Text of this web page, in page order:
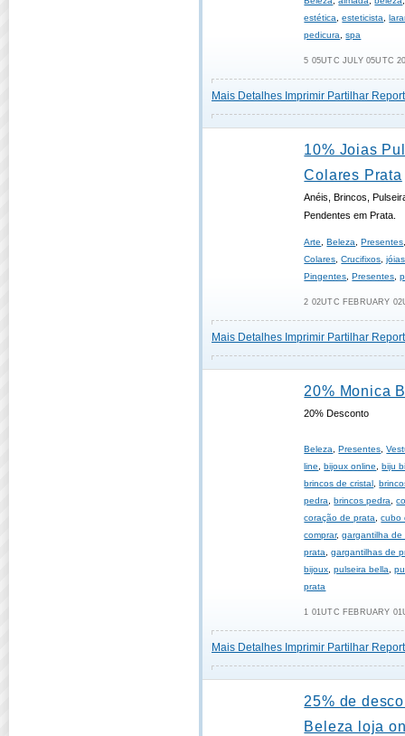
estética
,esteticista ,
pedicura
,spa
5 05UTC JULY 05UTC
Mais Detalhes Imprimir Partilhar
10% Joias
Colares Prata
Anéis, Brincos,
Pendentes em Prata.
Arte ,Beleza ,Presentes
Colares ,Crucifixos ,jóias
Pingentes ,Presentes ,
2 02UTC FEBRUARY
Mais Detalhes Imprimir Partilhar
20% Monica
20% Desconto
Beleza ,Presentes ,
line
,bijoux online ,biju
brincos de cristal ,
pedra
,brincos pedra ,
coração de prata
,cubo
comprar,gargantilha de
prata
,gargantilhas de
bijoux ,pulseira bella ,
prata
1 01UTC FEBRUARY
Mais Detalhes Imprimir Partilhar
25% de
Beleza loja